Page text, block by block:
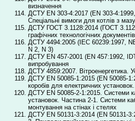
визначення
ДСТУ EN 303-4:2017 (EN 303-
Спеціальні вимоги для котлів з
ДСТУ ГОСТ 3.1128:2014 (ГОСТ
графічних технологічних документів
ДСТУ 4494:2005 (ІEC 60239:1997,
N 2, N 3)
ДСТУ EN 457-2001 (EN 457:1992,
випробування
ДСТУ 4859:2007. Вітроенергетика.
ДСТУ EN 50085-1:2015 (EN 50085-
коробів для електричних
ДСТУ EN 50085-2-1:2015. Системи
установок. Частина 2-1. Системи
монтування на стінах і стелях
ДСТУ EN 50131-3:2014 (EN 50131-